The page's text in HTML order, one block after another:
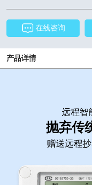
在线咨询
产品详情
远程智
抛弃传
赠送远程